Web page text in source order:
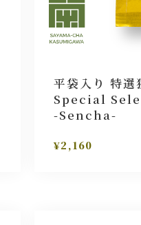
平袋入り 特選
Special
-Sencha-
¥2,160